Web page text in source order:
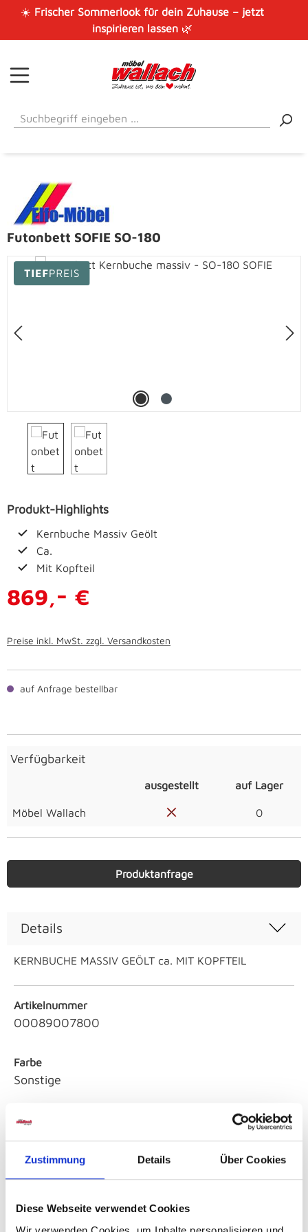
Zustimmung Details Über Cookies
Diese Webseite verwendet Cookies
Zum Hauptinhalt springen
☀️ Frischer Sommerlook für dein Zuhause – jetzt
inspirieren lassen🌿
Bildergalerie überspringen
Futonbett SOFIE SO-180
Produkt-Highlights
Kernbuche Massiv Geölt
Ca.
Mit Kopfteil
869,- €
Preise inkl. MwSt. zzgl. Versandkosten
auf Anfrage bestellbar
Verfügbarkeit
ausgestellt auf Lager
Möbel Wallach 0
Produktanfrage
Details
KERNBUCHE MASSIV GEÖLT ca. MIT KOPFTEIL
Artikelnummer
00089007800
Farbe
Sonstige
Serie
Sicherheitshinweise GPSR